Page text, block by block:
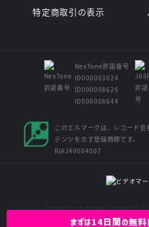
まずは14日間の無
特定商取引の表示
NexTone許諾番号
ID000003024
ID000008626
ID000008644
このエルマークは、レコード
テンツを示す登録商標です。
RIAJ40004007
Copyright © Kansai Television